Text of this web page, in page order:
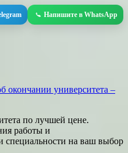
Напишите в WhatsApp
окончании университета –
по лучшей цене.
работы и
специальности на ваш выбор